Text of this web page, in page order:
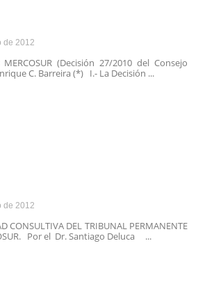
de 2012
MERCOSUR (Decisión 27/2010 del Consejo
C. Barreira (*) I.- La Decisión ...
de 2012
CONSULTIVA DEL TRIBUNAL PERMANENTE
Por el Dr. Santiago Deluca ...